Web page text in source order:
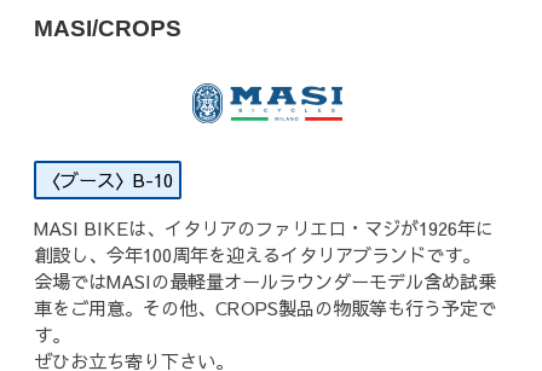
MASI/CROPS
B-10
MASI BIKEは、イタリアのファリエロ・マジが1926年に
創設し、今年100周年を迎えるイタリアブランドです。
会場ではMASIの最軽量オールラウンダーモデル含め試乗
車をご用意。その他、CROPS製品の物販等も行う予定で
す。
ぜひお立ち寄り下さい。